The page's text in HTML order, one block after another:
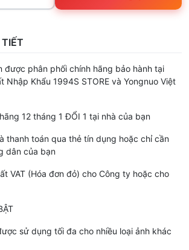
được phân phối chính hãng bảo hành tại
Nhập Khẩu 1994S STORE và Yongnuo Việt
12 tháng 1 ĐỔI 1 tại nhà của bạn
thanh toán qua thẻ tín dụng hoặc chỉ cần
dân của bạn
VAT (Hóa đơn đỏ) cho Công ty hoặc cho
sử dụng tối đa cho nhiều loại ảnh khác